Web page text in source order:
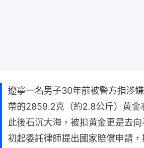
遼寧一名男子30年前被警方指涉
帶的2859.2克（約2.8公斤）黃金
此後石沉大海，被扣黃金更是去
初起委託律師提出國家賠償申請